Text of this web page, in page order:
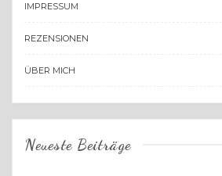
IMPRESSUM
REZENSIONEN
ÜBER MICH
Neueste Beiträge